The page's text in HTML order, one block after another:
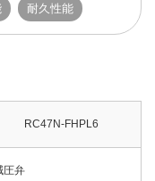
耐久性能
RC47N-FHPL6
圧弁